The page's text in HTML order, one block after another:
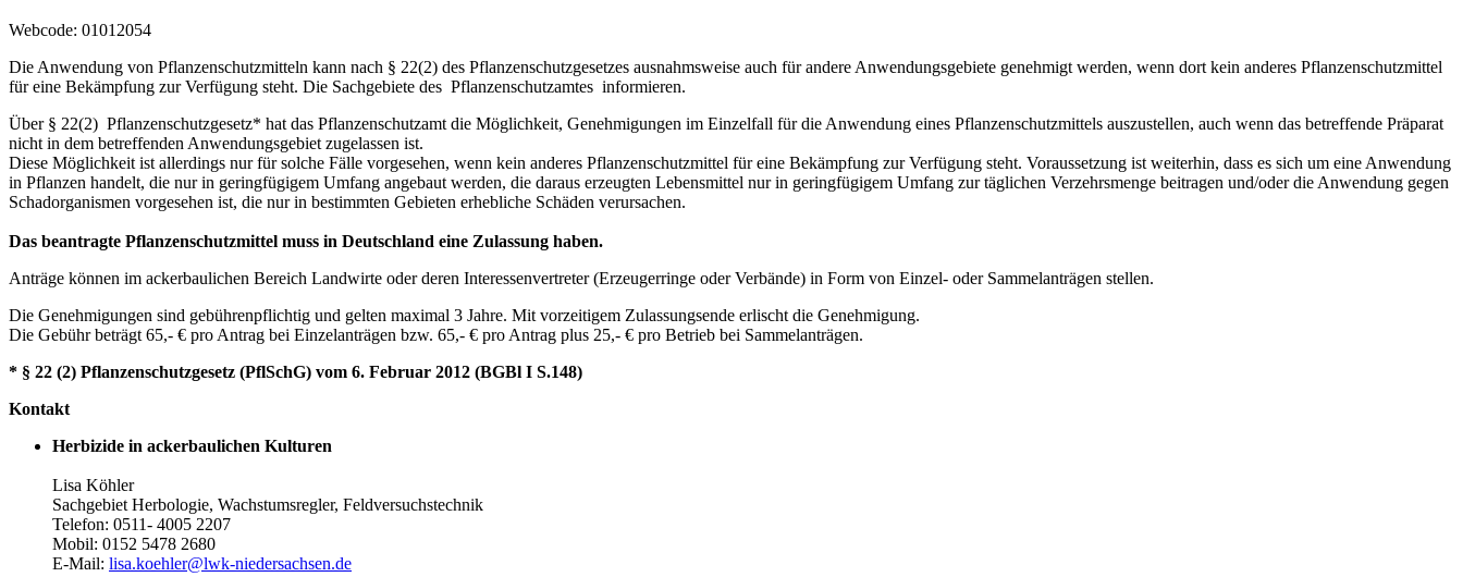
Webcode: 01012054
Die Anwendung von Pflanzenschutzmitteln kann nach § 22(2) des Pflanzenschutzgesetzes ausnahmsweise auch für andere Anwendungsgebiete genehmigt werden, wenn dort kein anderes Pflanzenschutzmittel
für eine Bekämpfung zur Verfügung steht. Die Sachgebiete des Pflanzenschutzamtes informieren.
Über § 22(2) Pflanzenschutzgesetz* hat das Pflanzenschutzamt die Möglichkeit, Genehmigungen im Einzelfall für die Anwendung eines Pflanzenschutzmittels auszustellen, auch wenn das betreffende Präparat
nicht in dem betreffenden Anwendungsgebiet zugelassen ist.
Diese Möglichkeit ist allerdings nur für solche Fälle vorgesehen, wenn kein anderes Pflanzenschutzmittel für eine Bekämpfung zur Verfügung steht. Voraussetzung ist weiterhin, dass es sich um eine Anwendung
in Pflanzen handelt, die nur in geringfügigem Umfang angebaut werden, die daraus erzeugten Lebensmittel nur in geringfügigem Umfang zur täglichen Verzehrsmenge beitragen und/oder die Anwendung gegen
Schadorganismen vorgesehen ist, die nur in bestimmten Gebieten erhebliche Schäden verursachen.
Das beantragte Pflanzenschutzmittel muss in Deutschland eine Zulassung haben.
Anträge können im ackerbaulichen Bereich Landwirte oder deren Interessenvertreter (Erzeugerringe oder Verbände) in Form von Einzel- oder Sammelanträgen stellen.
Die Genehmigungen sind gebührenpflichtig und gelten maximal 3 Jahre. Mit vorzeitigem Zulassungsende erlischt die Genehmigung.
Die Gebühr beträgt 65,- € pro Antrag bei Einzelanträgen bzw. 65,- € pro Antrag plus 25,- € pro Betrieb bei Sammelanträgen.
* § 22 (2) Pflanzenschutzgesetz (PflSchG) vom 6. Februar 2012 (BGBl I S.148)
Kontakt
Herbizide in ackerbaulichen Kulturen
Lisa Köhler
Sachgebiet Herbologie, Wachstumsregler, Feldversuchstechnik
Telefon: 0511- 4005 2207
Mobil: 0152 5478 2680
E-Mail: lisa.koehler@lwk-niedersachsen.de